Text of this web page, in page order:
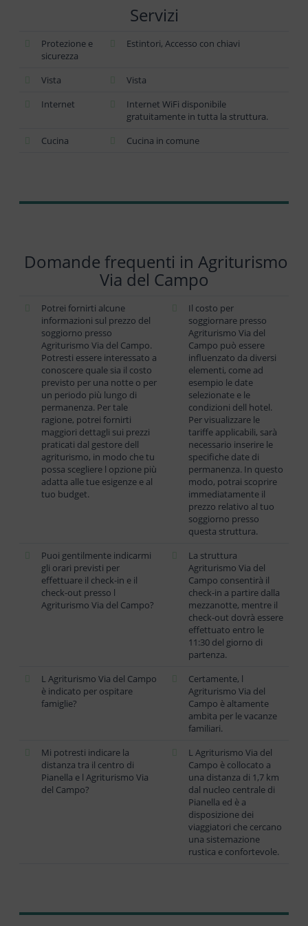
Servizi
Protezione e
sicurezza
Estintori, Accesso con chiavi
Vista
Vista
Internet
Internet WiFi disponibile
gratuitamente in tutta la struttura.
Cucina
Cucina in comune
Domande frequenti in Agriturismo
Via del Campo
Potrei fornirti alcune
informazioni sul prezzo del
soggiorno presso
Agriturismo Via del Campo.
Potresti essere interessato a
conoscere quale sia il costo
previsto per una notte o per
un periodo più lungo di
permanenza. Per tale
ragione, potrei fornirti
maggiori dettagli sui prezzi
praticati dal gestore dell
agriturismo, in modo che tu
possa scegliere l opzione più
adatta alle tue esigenze e al
tuo budget.
Il costo per
soggiornare presso
Agriturismo Via del
Campo può essere
influenzato da diversi
elementi, come ad
esempio le date
selezionate e le
condizioni dell hotel.
Per visualizzare le
tariffe applicabili, sarà
necessario inserire le
specifiche date di
permanenza. In questo
modo, potrai scoprire
immediatamente il
prezzo relativo al tuo
soggiorno presso
questa struttura.
Puoi gentilmente indicarmi
gli orari previsti per
effettuare il check-in e il
check-out presso l
Agriturismo Via del Campo?
La struttura
Agriturismo Via del
Campo consentirà il
check-in a partire dalla
mezzanotte, mentre il
check-out dovrà essere
effettuato entro le
11:30 del giorno di
partenza.
L Agriturismo Via del Campo
è indicato per ospitare
famiglie?
Certamente, l
Agriturismo Via del
Campo è altamente
ambita per le vacanze
familiari.
Mi potresti indicare la
distanza tra il centro di
Pianella e l Agriturismo Via
del Campo?
L Agriturismo Via del
Campo è collocato a
una distanza di 1,7 km
dal nucleo centrale di
Pianella ed è a
disposizione dei
viaggiatori che cercano
una sistemazione
rustica e confortevole.